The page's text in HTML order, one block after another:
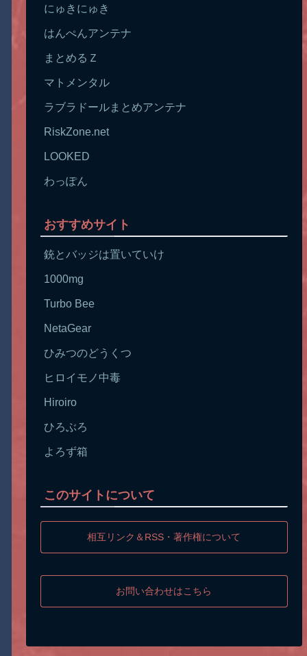
にゅきにゅき
はんぺんアンテナ
まとめるＺ
マトメンタル
ラブラドールまとめアンテナ
RiskZone.net
LOOKED
わっぽん
おすすめサイト
銃とバッジは置いていけ
1000mg
Turbo Bee
NetaGear
ひみつのどうくつ
ヒロイモノ中毒
Hiroiro
ひろぶろ
よろず箱
このサイトについて
相互リンク＆RSS・著作権について
お問い合わせはこちら